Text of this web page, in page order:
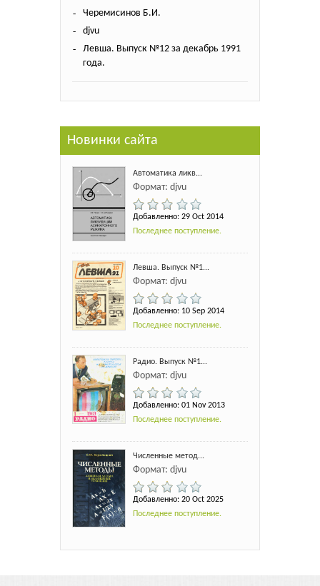
Черемисинов Б.И.
djvu
Левша. Выпуск №12 за декабрь 1991
года.
Новинки сайта
Автоматика ликв...
Формат: djvu
Добавленно: 29 Oct 2014
Последнее поступление.
Левша. Выпуск №1...
Формат: djvu
Добавленно: 10 Sep 2014
Последнее поступление.
Радио. Выпуск №1...
Формат: djvu
Добавленно: 01 Nov 2013
Последнее поступление.
Численные метод...
Формат: djvu
Добавленно: 20 Oct 2025
Последнее поступление.